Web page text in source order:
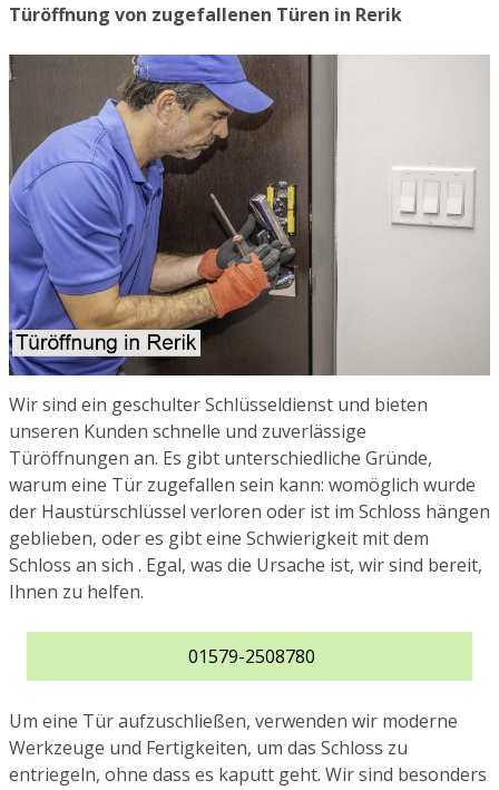
Türöffnung von zugefallenen Türen in Rerik
Wir sind ein geschulter Schlüsseldienst und bieten
unseren Kunden schnelle und zuverlässige
Türöffnungen an. Es gibt unterschiedliche Gründe,
warum eine Tür zugefallen sein kann: womöglich wurde
der Haustürschlüssel verloren oder ist im Schloss hängen
geblieben, oder es gibt eine Schwierigkeit mit dem
Schloss an sich . Egal, was die Ursache ist, wir sind bereit,
Ihnen zu helfen.
01579-2508780
Um eine Tür aufzuschließen, verwenden wir moderne
Werkzeuge und Fertigkeiten, um das Schloss zu
entriegeln, ohne dass es kaputt geht. Wir sind besonders